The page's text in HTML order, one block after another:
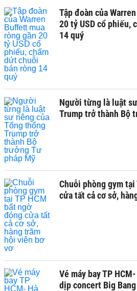
Tập đoàn của
20 tỷ USD cổ phiếu,
14 quý
Người từng là luật
Trump trở thành Bộ
Chuỗi phòng gym
cửa tất cả cơ sở,
Vé máy bay TP
dịp concert Big Bang